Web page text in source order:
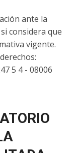
ante la
considera que
vigente.
5 4 - 08006